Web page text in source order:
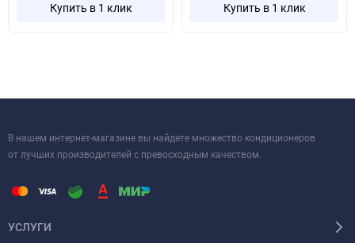
станут отличным выбором для любого интерьера, благодаря
Купить в 1 клик Купить в 1 клик
В нашем интернет-магазине вы найдете множество кондиционеров
от лучших производителей с превосходным качеством.
УСЛУГИ